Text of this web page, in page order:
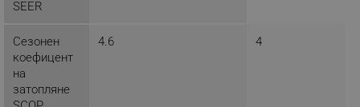
SEER
Сезонен
коефицент
на
затопляне
4.6 4